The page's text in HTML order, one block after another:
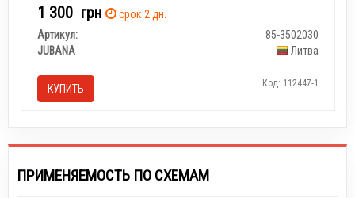
1 300 грн
срок 2 дн.
Артикул:
85-3502030
JUBANA
Литва
КУПИТЬ Код: 112447-1
ПРИМЕНЯЕМОСТЬ ПО СХЕМАМ